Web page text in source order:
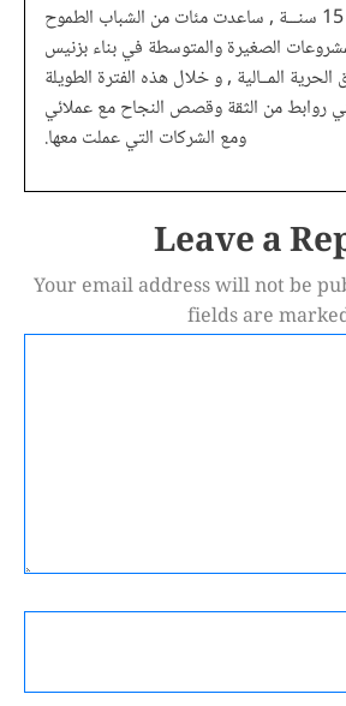
على مدار أكثر من 15 سنـــة , ساعدت مئات من الشباب الطموح
الصغيرة والمتوسطة في بناء بزنيس
المــالية , و خلال هذه الفترة الطويلة
روابط من الثقة وقصص النجاح مع عملائي
ومع الشركات التي عملت معها.
Leave a
Your email address will not be
fields are